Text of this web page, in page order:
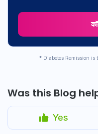
* Diabetes Remission is
Was this Blog
Yes